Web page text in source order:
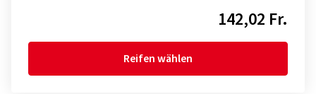
142,02 Fr.
Reifen wählen